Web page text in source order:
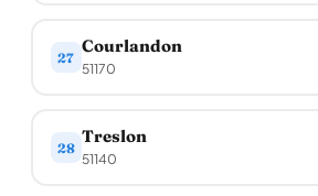
27
Courlandon
51170
28
Treslon
51140